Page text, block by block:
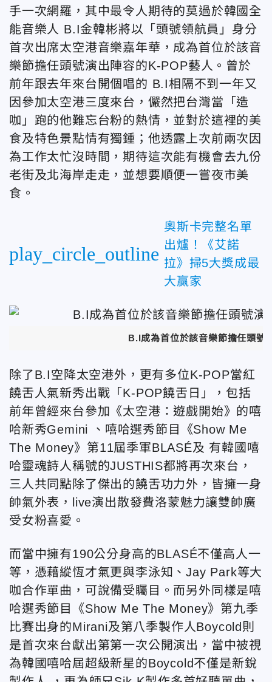
手一次網羅，其中最令人期待的莫過於韓國全
能音樂人 B.I金韓彬將以「頭號領航員」身分
首次出席太空港音樂嘉年華，成為首位於該音
樂節擔任頭號演出陣容的K-POP藝人。曾於
前年跟去年來台開個唱的 B.I相隔不到一年又
因參加太空港三度來台，儼然把台灣當「造
咖」跑的他難忘台粉的熱情，並對於這裡的美
食及特色景點情有獨鍾；他透露上次前兩次因
為工作太忙沒時間，期待這次能有機會去九份
老街及北海岸走走，並想要順便一嘗夜市美
食。
play_circle_outline
奧斯卡完整名單
出爐！《艾諾
拉》掃5大獎成最
大贏家
B.I成為首位於該音樂節擔任頭號
除了B.I空降太空港外，更有多位K-POP當紅
饒舌人氣新秀出戰「K-POP饒舌日」，包括
前年曾經來台參加《太空港：遊戲開始》的嘻
哈新秀Gemini 、嘻哈選秀節目《Show Me
The Money》第11屆季軍BLASÉ及 有韓國嘻
哈靈魂詩人稱號的JUSTHIS都將再次來台，
三人共同點除了傑出的饒舌功力外，皆擁一身
帥氣外表，live演出散發費洛蒙魅力讓雙帥廣
受女粉喜愛。
而當中擁有190公分身高的BLASÉ不僅高人一
等，憑藉縱恆才氣更與李泳知、Jay Park等大
咖合作單曲，可說備受矚目。而另外同樣是嘻
哈選秀節目《Show Me The Money》第九季
比賽出身的Mirani及第八季製作人Boycold則
是首次來台獻出第第一次公開演出，當中被視
為韓國嘻哈屆超級新星的Boycold不僅是新銳